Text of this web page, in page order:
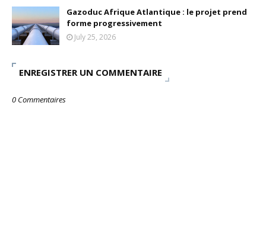
Gazoduc Afrique Atlantique : le projet prend
forme progressivement
July 25, 2026
ENREGISTRER UN COMMENTAIRE
0 Commentaires